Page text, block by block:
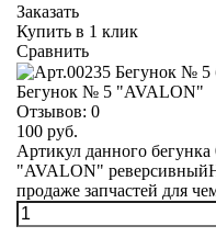
Заказать
Купить в 1 клик
Сравнить
Бегунок № 5 "AVALON"
Отзывов: 0
100 руб.
Артикул данного
"AVALON"
продаже запчастей для